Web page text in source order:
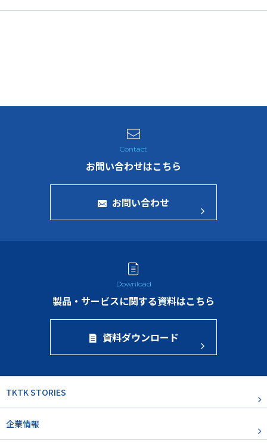
お問い合わせはこちら
お問い合わせ
製品・サービスに関する資料はこちら
資料ダウンロード
TKTK STORIES
企業情報